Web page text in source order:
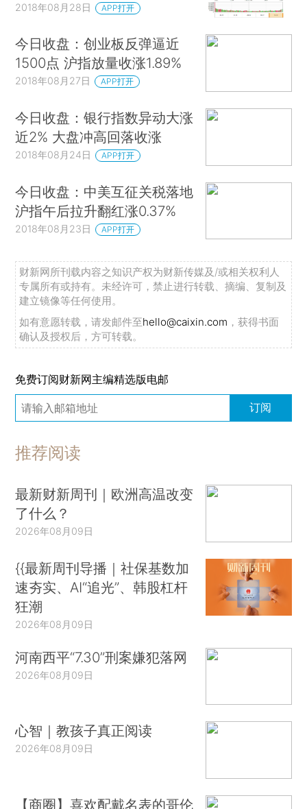
2018年08月28日 APP打开
今日收盘：创业板反弹逼近
1500点 沪指放量收涨1.89%
2018年08月27日 APP打开
今日收盘：银行指数异动大涨
近2% 大盘冲高回落收涨
2018年08月24日 APP打开
今日收盘：中美互征关税落地
沪指午后拉升翻红涨0.37%
2018年08月23日 APP打开
财新网所刊载内容之知识产权为财新传媒及/或相关权利人
专属所有或持有。未经许可，禁止进行转载、摘编、复制及
建立镜像等任何使用。
如有意愿转载，请发邮件至hello@caixin.com ，获得书面
确认及授权后，方可转载。
免费订阅财新网主编精选版电邮
订阅
推荐阅读
最新财新周刊｜欧洲高温改变
了什么？
2026年08月09日
{{最新周刊导播｜社保基数加
速夯实、AI“追光”、韩股杠杆
狂潮
2026年08月09日
河南西平“7.30”刑案嫌犯落网
2026年08月09日
心智｜教孩子真正阅读
2026年08月09日
【商圈】喜欢配戴名表的哥伦